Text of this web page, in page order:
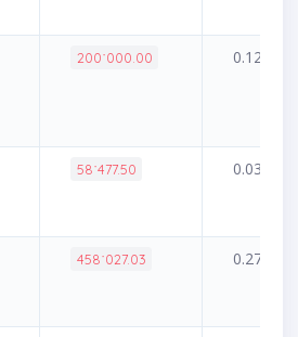
200˙000.00 0.12%
58˙477.50 0.03%
458˙027.03 0.27%